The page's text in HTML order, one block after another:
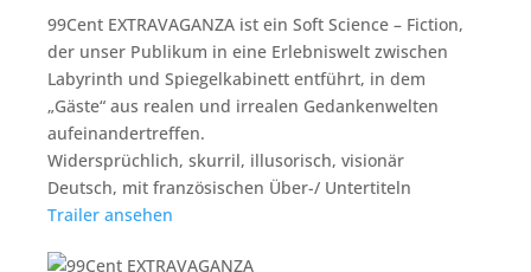
99Cent EXTRAVAGANZA ist ein Soft Science – Fiction,
der unser Publikum in eine Erlebniswelt zwischen
Labyrinth und Spiegelkabinett entführt, in dem
„Gäste“ aus realen und irrealen Gedankenwelten
aufeinandertreffen.
Widersprüchlich, skurril, illusorisch, visionär
Deutsch, mit französischen Über-/ Untertiteln
Trailer ansehen